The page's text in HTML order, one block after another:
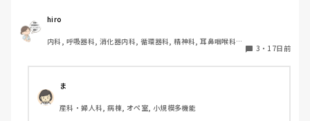
hiro
内科, 呼吸器科, 消化器内科, 循環器科, 精神科, 耳鼻咽喉科,
3 ・ 17日前
ま
産科・婦人科, 病棟, オペ室, 小規模多機能